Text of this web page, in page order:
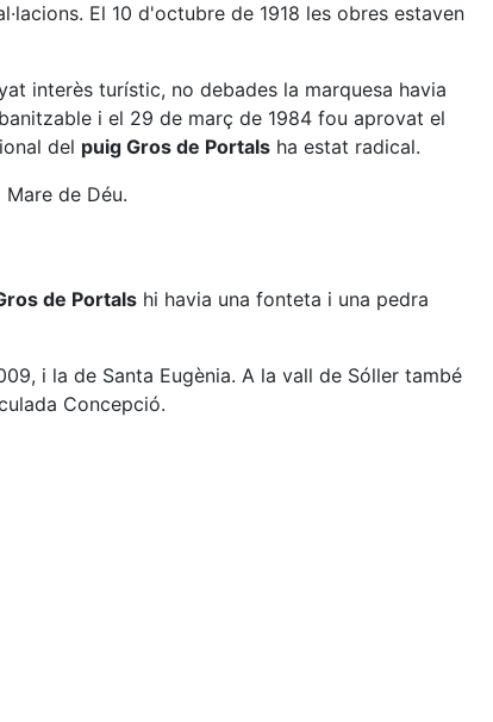
El 10 d'octubre de 1918 les obres estaven
interès turístic, no debades la marquesa havia
i el 29 de març de 1984 fou aprovat el
del puig Gros de Portals ha estat radical.
de Déu.
de Portals hi havia una fonteta i una pedra
i la de Santa Eugènia. A la vall de Sóller també
Concepció.